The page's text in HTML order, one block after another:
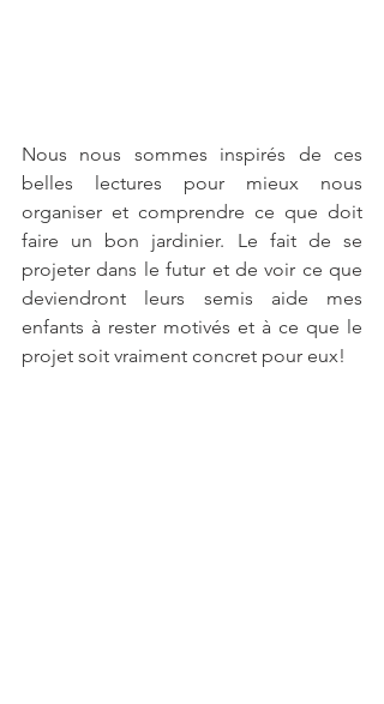
Nous nous sommes inspirés de ces
belles lectures pour mieux nous
organiser et comprendre ce que doit
faire un bon jardinier. Le fait de se
projeter dans le futur et de voir ce que
deviendront leurs semis aide mes
enfants à rester motivés et à ce que le
projet soit vraiment concret pour eux!